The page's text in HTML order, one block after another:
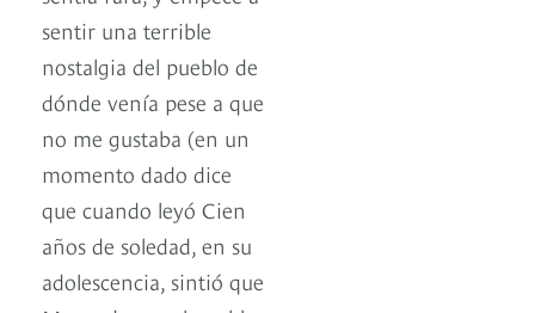
sentir una terrible
nostalgia del pueblo de
dónde venía pese a que
no me gustaba (en un
momento dado dice
que cuando leyó Cien
años de soledad, en su
adolescencia, sintió que